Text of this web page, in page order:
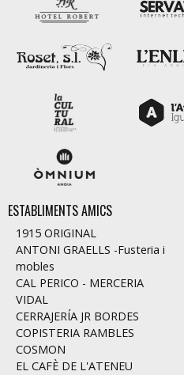
ESTABLIMENTS AMICS
1915 ORIGINAL
ANTONI GRAELLS -Fusteria i
mobles
CAL PERICO - MERCERIA
VIDAL
CERRAJERÍA JR BORDES
COPISTERIA RAMBLES
COSMON
EL CAFÈ DE L'ATENEU